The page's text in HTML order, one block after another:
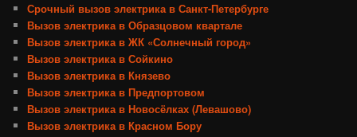
Срочный вызов электрика в Санкт-Петербурге
Вызов электрика в Образцовом квартале
Вызов электрика в ЖК «Солнечный город»
Вызов электрика в Сойкино
Вызов электрика в Князево
Вызов электрика в Предпортовом
Вызов электрика в Новосёлках (Левашово)
Вызов электрика в Красном Бору